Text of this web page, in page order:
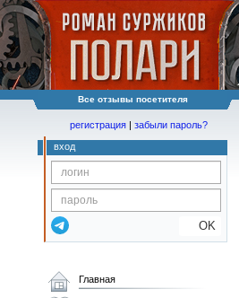
Все отзывы посетителя
регистрация | забыли пароль?
вход
OK
Главная